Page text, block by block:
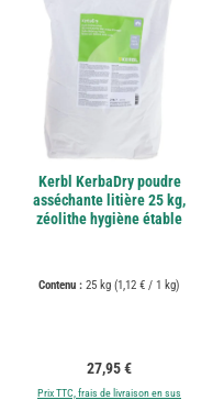
Kerbl KerbaDry poudre
asséchante litière 25 kg,
zéolithe hygiène étable
Contenu : 25 kg (1,12 € / 1 kg)
Prix régulier :
27,95 €
Prix TTC, frais de livraison en sus